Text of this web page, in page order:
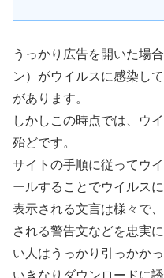
うっかり広告を開いた場
ン）がウイルスに感染し
があります。
しかしこの時点では、ウ
殆どです。
サイトの手順に従ってウ
ールすることでウイルス
表示される文言は様々で
される警告文などを忠実
い人はうっかり引っかか